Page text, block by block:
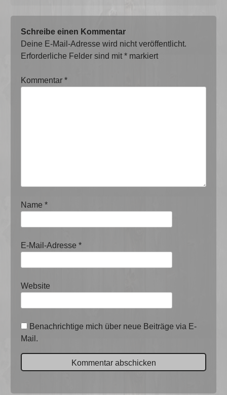
Schreibe einen Kommentar
Deine E-Mail-Adresse wird nicht veröffentlicht.
Erforderliche Felder sind mit* markiert
Kommentar*
Name*
E-Mail-Adresse*
Website
Benachrichtige mich über neue Beiträge via E-
Mail.